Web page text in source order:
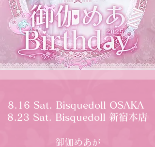
8.16 Sat. Bisquedoll OSAKA
8.23 Sat. Bisquedoll 新宿本店
御伽めあが